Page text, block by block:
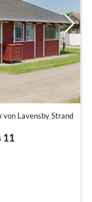
von Lavensby Strand
11